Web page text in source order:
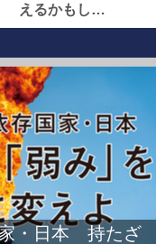
えるかもし…
・日本 持たざ